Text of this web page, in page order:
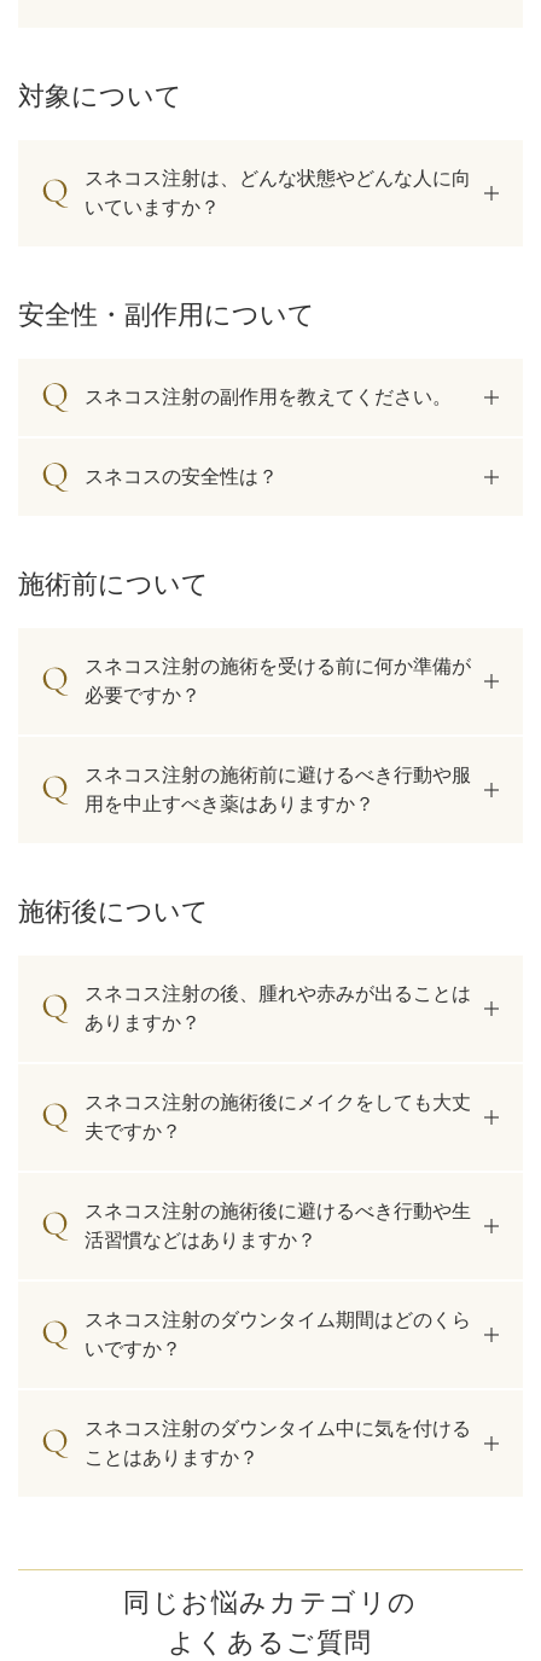
対象について
スネコス注射は、どんな状態やどんな人に向
いていますか？
安全性・副作用について
スネコス注射の副作用を教えてください。
スネコスの安全性は？
施術前について
スネコス注射の施術を受ける前に何か準備が
必要ですか？
スネコス注射の施術前に避けるべき行動や服
用を中止すべき薬はありますか？
施術後について
スネコス注射の後、腫れや赤みが出ることは
ありますか？
スネコス注射の施術後にメイクをしても大丈
夫ですか？
スネコス注射の施術後に避けるべき行動や生
活習慣などはありますか？
スネコス注射のダウンタイム期間はどのくら
いですか？
スネコス注射のダウンタイム中に気を付ける
ことはありますか？
同じお悩みカテゴリの
よくあるご質問